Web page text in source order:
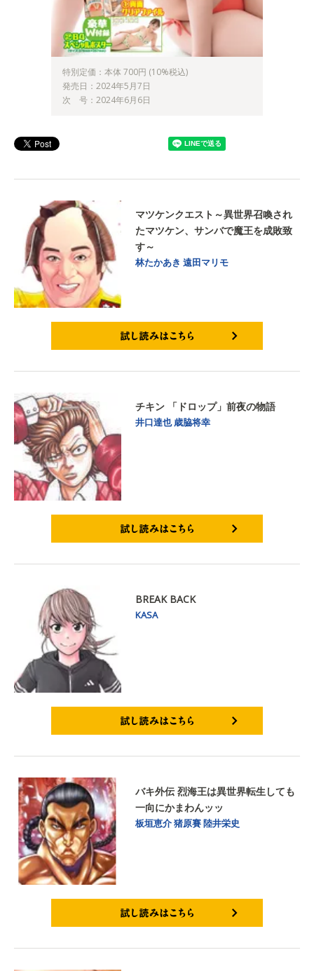
特別定価：本体 700円 (10%税込)
発売日：2024年5月7日
次 号：2024年6月6日
マツケンクエスト～異世界召喚され
たマツケン、サンバで魔王を成敗致
す～
林たかあき 遠田マリモ
チキン 「ドロップ」前夜の物語
井口達也 歳脇将幸
BREAK BACK
KASA
バキ外伝 烈海王は異世界転生しても
一向にかまわんッッ
板垣恵介猪原賽陸井栄史